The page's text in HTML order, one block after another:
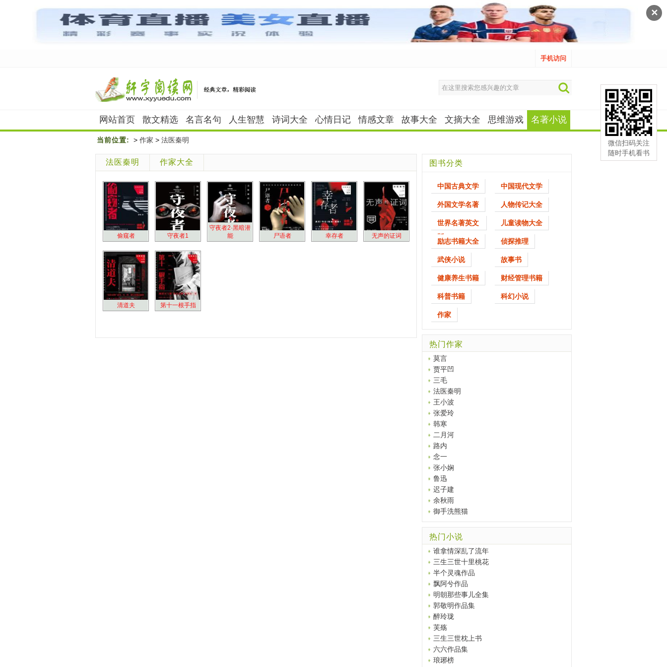
✕
手机访问
网站首页 散文精选 名言名句 人生智慧 诗词大全 心情日记 情感文章 故事大全 文摘大全 思维游戏 名著小说
当前位置: > 作家 > 法医秦明
法医秦明 作家大全
偷窥者 守夜者1
守夜者2·黑暗潜
能
尸语者 幸存者 无声的证词
清道夫 第十一根手指
图书分类
中国古典文学 中国现代文学
外国文学名著 人物传记大全
世界名著英文
版
儿童读物大全
励志书籍大全 侦探推理
武侠小说 故事书
健康养生书籍 财经管理书籍
科普书籍 科幻小说
作家
热门作家
莫言
贾平凹
三毛
法医秦明
王小波
张爱玲
韩寒
二月河
路内
念一
张小娴
鲁迅
迟子建
余秋雨
御手洗熊猫
热门小说
谁拿情深乱了流年
三生三世十里桃花
半个灵魂作品
飘阿兮作品
明朝那些事儿全集
郭敬明作品集
醉玲珑
芙殇
三生三世枕上书
六六作品集
琅琊榜
微信扫码关注
随时手机看书